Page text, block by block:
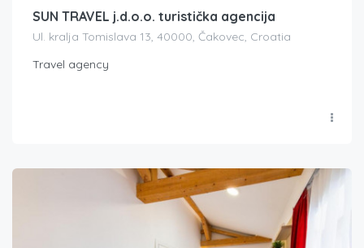
SUN TRAVEL j.d.o.o. turistička agencija
Ul. kralja Tomislava 13, 40000, Čakovec, Croatia
Travel agency